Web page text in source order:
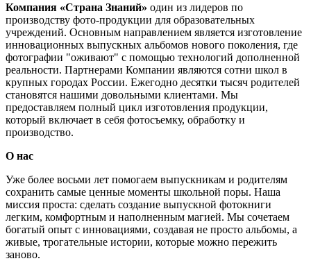
Компания «Страна Знаний» один из лидеров по
производству фото-продукции для образовательных
учреждений. Основным направлением является изготовление
инновационных выпускных альбомов нового поколения, где
фотографии "оживают" с помощью технологий дополненной
реальности. Партнерами Компании являются сотни школ в
крупных городах России. Ежегодно десятки тысяч родителей
становятся нашими довольными клиентами. Мы
предоставляем полный цикл изготовления продукции,
который включает в себя фотосъемку, обработку и
производство.
О нас
Уже более восьми лет помогаем выпускникам и родителям
сохранить самые ценные моменты школьной поры. Наша
миссия проста: сделать создание выпускной фотокниги
легким, комфортным и наполненным магией. Мы сочетаем
богатый опыт с инновациями, создавая не просто альбомы, а
живые, трогательные истории, которые можно пережить
заново.